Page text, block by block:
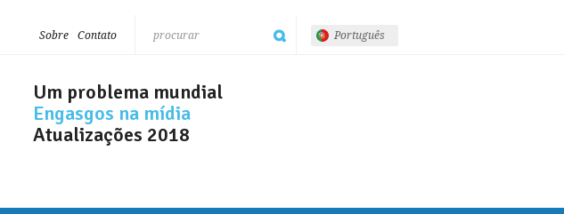
Português
Contato
Sobre
Um problema mundial
Engasgos na mídia
Atualizações 2018